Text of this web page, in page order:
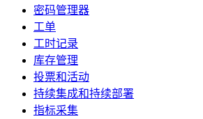
密码管理器
工单
工时记录
库存管理
投票和活动
持续集成和持续部署
指标采集